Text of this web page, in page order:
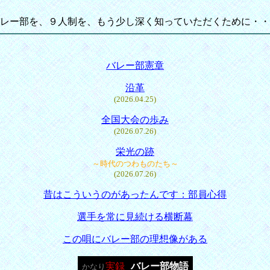
ー部を、９人制を、もう少し深く知っていただくために・
バレー部憲章
沿革
(2026.04.25)
全国大会の歩み
(2026.07.26)
栄光の跡
～時代のつわものたち～
(2026.07.26)
昔はこういうのがあったんです：部員心得
選手を常に見続ける横断幕
この唄にバレー部の理想像がある
かなり 実録 バレー部物語